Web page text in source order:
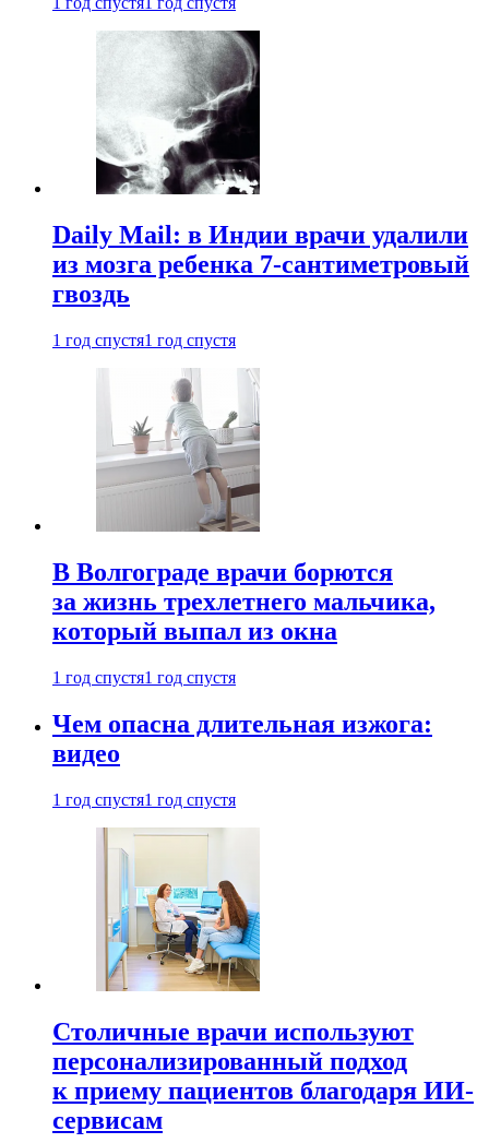
Daily Mail: в Индии врачи удалили
из мозга ребенка 7-сантиметровый
гвоздь
1 год спустя1 год спустя
В Волгограде врачи борются
за жизнь трехлетнего мальчика,
который выпал из окна
1 год спустя1 год спустя
Чем опасна длительная изжога:
видео
1 год спустя1 год спустя
Столичные врачи используют
персонализированный подход
к приему пациентов благодаря ИИ-
сервисам